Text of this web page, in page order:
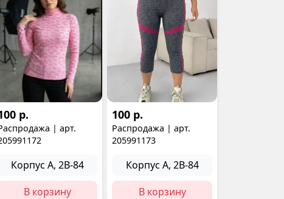
р.
| арт.
Корпус А, 2В-84
В корзину
100 р.
Распродажа | арт.
205991173
Корпус А, 2В-84
В корзину